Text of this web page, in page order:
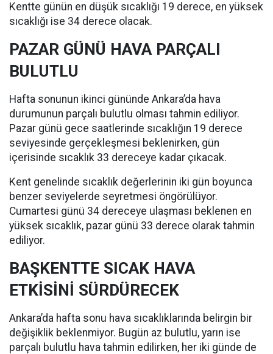
Kentte günün en düşük sıcaklığı 19 derece, en yüksek
sıcaklığı ise 34 derece olacak.
PAZAR GÜNÜ HAVA PARÇALI
BULUTLU
Hafta sonunun ikinci gününde Ankara’da hava
durumunun parçalı bulutlu olması tahmin ediliyor.
Pazar günü gece saatlerinde sıcaklığın 19 derece
seviyesinde gerçekleşmesi beklenirken, gün
içerisinde sıcaklık 33 dereceye kadar çıkacak.
Kent genelinde sıcaklık değerlerinin iki gün boyunca
benzer seviyelerde seyretmesi öngörülüyor.
Cumartesi günü 34 dereceye ulaşması beklenen en
yüksek sıcaklık, pazar günü 33 derece olarak tahmin
ediliyor.
BAŞKENTTE SICAK HAVA
ETKİSİNİ SÜRDÜRECEK
Ankara’da hafta sonu hava sıcaklıklarında belirgin bir
değişiklik beklenmiyor. Bugün az bulutlu, yarın ise
parçalı bulutlu hava tahmin edilirken, her iki günde de